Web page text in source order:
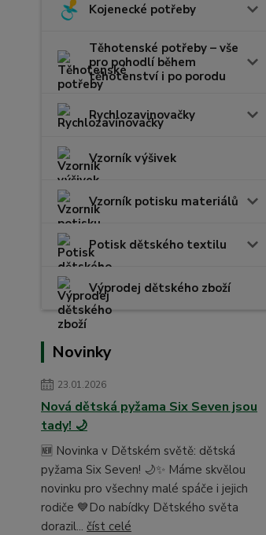
Kojenecké potřeby
Těhotenské potřeby – vše
pro pohodlí během
těhotenství i po porodu
Rychlozavinovačky
Vzorník výšivek
Vzorník potisku materiálů
Potisk dětského textilu
Výprodej dětského zboží
Novinky
23.01.2026
Nová dětská pyžama Six Seven jsou
tady! 🌙
🆕 Novinka v Dětském světě: dětská
pyžama Six Seven! 🌙✨ Máme skvělou
novinku pro všechny malé spáče i jejich
rodiče 💙Do nabídky Dětského světa
dorazil... číst celé